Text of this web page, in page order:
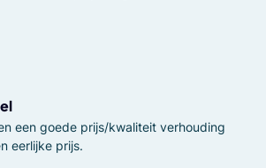
een goede prijs/kwaliteit verhouding
eerlijke prijs.